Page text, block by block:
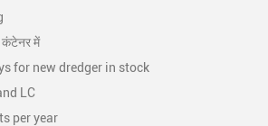
कंटेनर में
for new dredger in stock
LC
per year